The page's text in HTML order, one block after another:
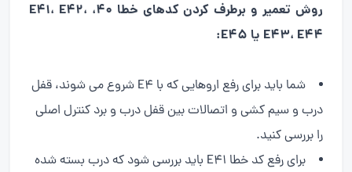
روش تعمیر و برطرف کردن کدهای خطا 40، E41، E42،
E43، E44 یا E45:
شما باید برای رفع اروهایی که با E4 شروع می شوند، قفل
درب و سیم کشی و اتصالات بین قفل درب و برد کنترل اصلی
را بررسی کنید.
برای رفع کد خطا E41 باید بررسی شود که درب بسته شده